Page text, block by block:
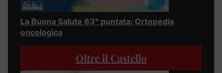
La Buona Salute 63° puntata: Ortopedia
oncologica
Oltre il Castello